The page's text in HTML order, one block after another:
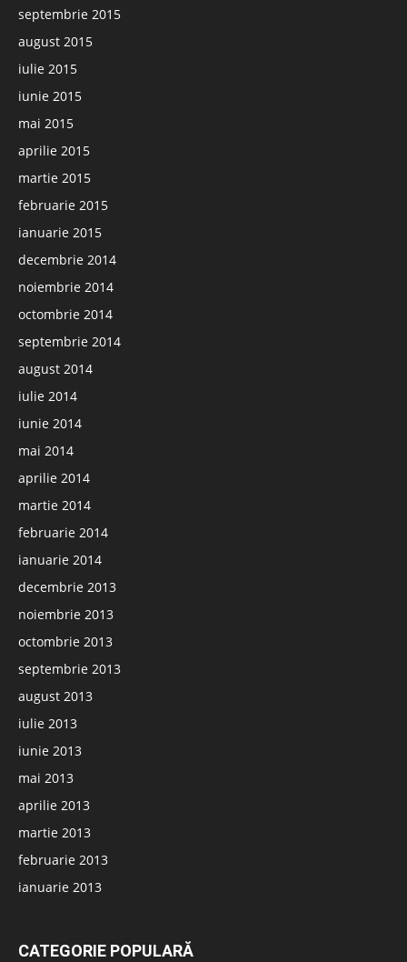
septembrie 2015
august 2015
iulie 2015
iunie 2015
mai 2015
aprilie 2015
martie 2015
februarie 2015
ianuarie 2015
decembrie 2014
noiembrie 2014
octombrie 2014
septembrie 2014
august 2014
iulie 2014
iunie 2014
mai 2014
aprilie 2014
martie 2014
februarie 2014
ianuarie 2014
decembrie 2013
noiembrie 2013
octombrie 2013
septembrie 2013
august 2013
iulie 2013
iunie 2013
mai 2013
aprilie 2013
martie 2013
februarie 2013
ianuarie 2013
CATEGORIE POPULARĂ